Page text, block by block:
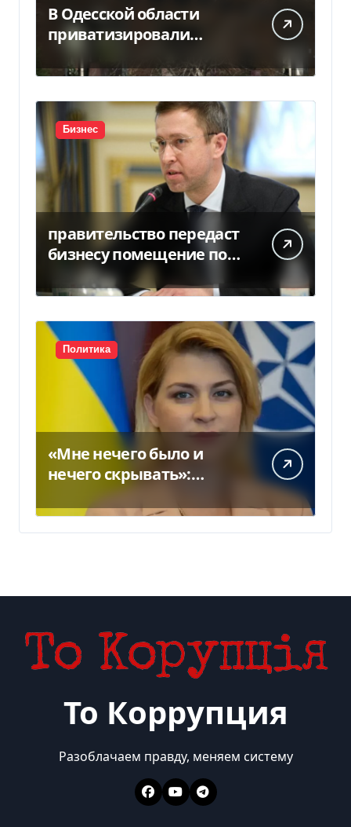
В Одесской области
приватизировали
«Хлебную базу №77» за
5,7 млн грн
Бизнес
правительство передаст
бизнесу помещение под
склады
Политика
«Мне нечего было и
нечего скрывать»:
Стефанишина
прокомментировала
новое подозрение
То Коррупция
Разоблачаем правду, меняем систему